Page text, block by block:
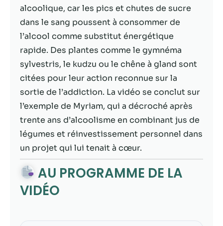
alcoolique, car les pics et chutes de sucre
dans le sang poussent à consommer de
l’alcool comme substitut énergétique
rapide. Des plantes comme le gymnéma
sylvestris, le kudzu ou le chêne à gland sont
citées pour leur action reconnue sur la
sortie de l’addiction. La vidéo se conclut sur
l’exemple de Myriam, qui a décroché après
trente ans d’alcoolisme en combinant jus de
légumes et réinvestissement personnel dans
un projet qui lui tenait à cœur.
AU PROGRAMME DE LA
VIDÉO
En partageant
votre
comportement
lorsque vous
visitez notre
site, vous
augmentez les
chances de
contenu et des
offres
personnalisés.